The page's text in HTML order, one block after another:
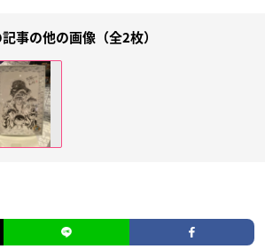
記事の他の画像（全2枚）